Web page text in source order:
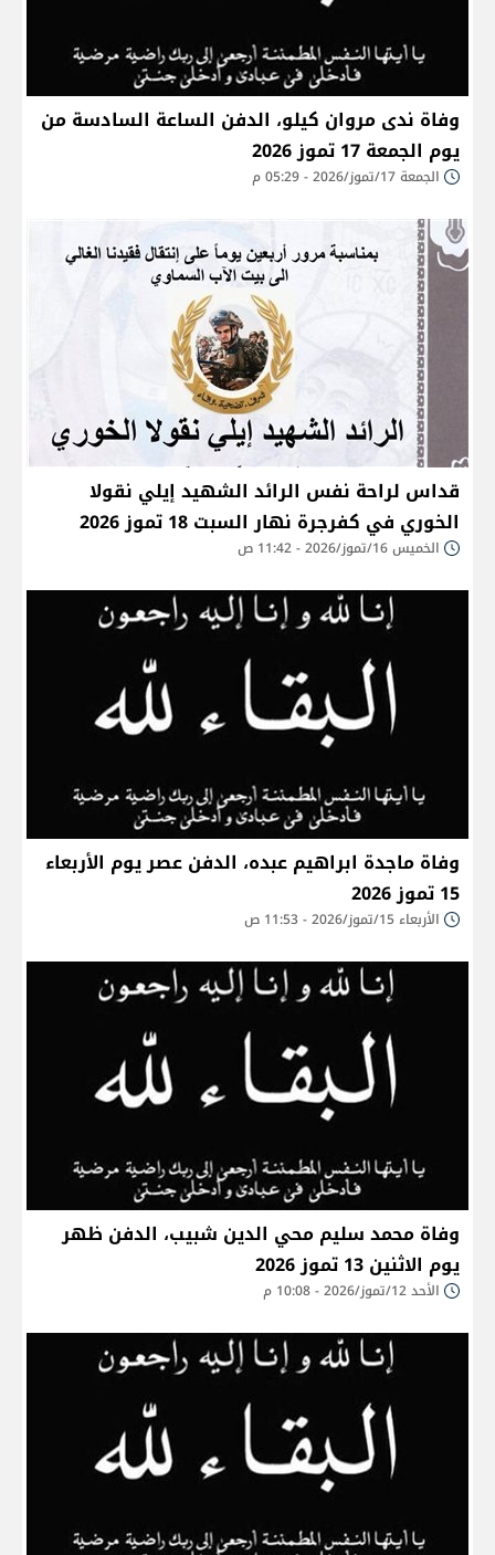
وفاة ندى مروان كيلو، الدفن الساعة السادسة من
يوم الجمعة 17 تموز 2026
الجمعة 17/تموز/2026 - 05:29 م
قداس لراحة نفس الرائد الشهيد إيلي نقولا
الخوري في كفرجرة نهار السبت 18 تموز 2026
الخميس 16/تموز/2026 - 11:42 ص
وفاة ماجدة ابراهيم عبده، الدفن عصر يوم الأربعاء
15 تموز 2026
الأربعاء 15/تموز/2026 - 11:53 ص
وفاة محمد سليم محي الدين شبيب، الدفن ظهر
يوم الاثنين 13 تموز 2026
الأحد 12/تموز/2026 - 10:08 م